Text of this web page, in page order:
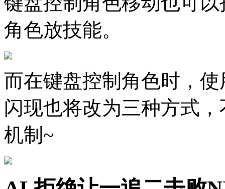
角色放技能。
而在键盘控制角色时，
闪现也将改为三种方式
机制~